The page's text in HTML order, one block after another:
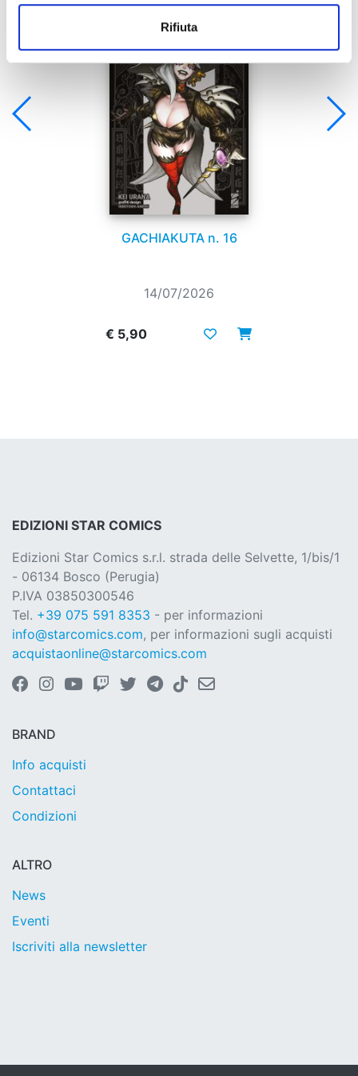
Rifiuta
GACHIAKUTA n. 16
14/07/2026
€ 5,90
EDIZIONI STAR COMICS
Edizioni Star Comics s.r.l. strada delle Selvette, 1/bis/1
- 06134 Bosco (Perugia)
P.IVA 03850300546
Tel. +39 075 591 8353 - per informazioni
info@starcomics.com, per informazioni sugli acquisti
acquistaonline@starcomics.com
BRAND
Info acquisti
Contattaci
Condizioni
ALTRO
News
Eventi
Iscriviti alla newsletter